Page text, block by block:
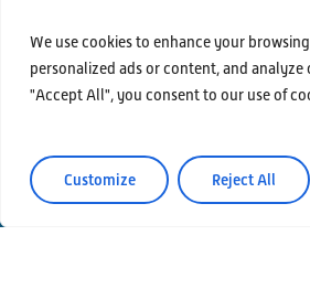
We use cookies to enhance your
personalized ads or content, and
"Accept All", you consent to our use of
Customize Reject All
Contatti
Area Riservata